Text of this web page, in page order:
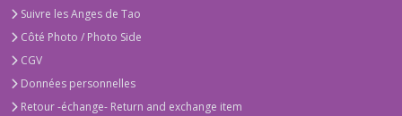
Suivre les Anges de Tao
Côté Photo / Photo Side
CGV
Données personnelles
Retour -échange- Return and exchange item